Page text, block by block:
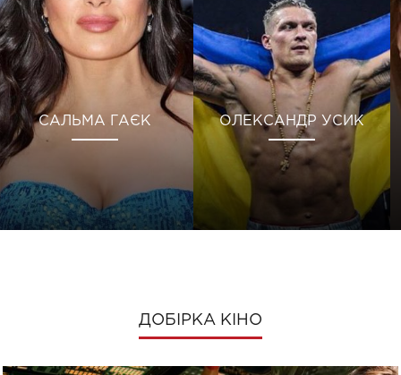
САЛЬМА ГАЄК ОЛЕКСАНДР УСИК
ДОБІРКА КІНО